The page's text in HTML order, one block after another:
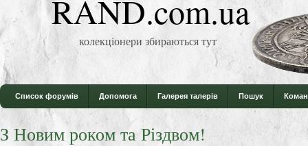
RAND.com.ua
колекціонери збираються тут
Список форумів Допомога Галерея талерів Пошук
З Новим роком та Різдвом!